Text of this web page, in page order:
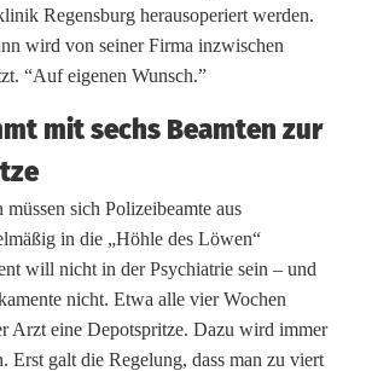
Regensburg herausoperiert werden.
wird von seiner Firma inzwischen
“Auf eigenen Wunsch.”
mit sechs Beamten zur
sich Polizeibeamte aus
in die „Höhle des Löwen“
will nicht in der Psychiatrie sein – und
nicht. Etwa alle vier Wochen
Arzt eine Depotspritze. Dazu wird immer
Erst galt die Regelung, dass man zu viert